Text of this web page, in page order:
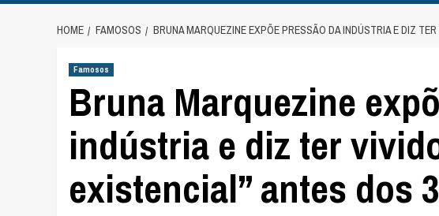
HOME FAMOSOS BRUNA MARQUEZINE EXPÕE PRESSÃO DA INDÚSTRIA E DIZ
Famosos
Bruna Marquezine
indústria e diz ter
existencial” antes dos